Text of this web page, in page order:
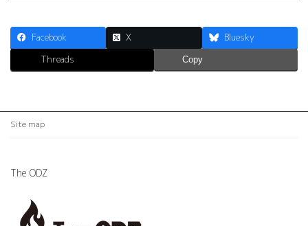
Facebook X
Bluesky
Threads
Copy
Site map
The ODZ